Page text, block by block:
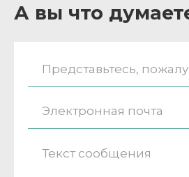
А вы что